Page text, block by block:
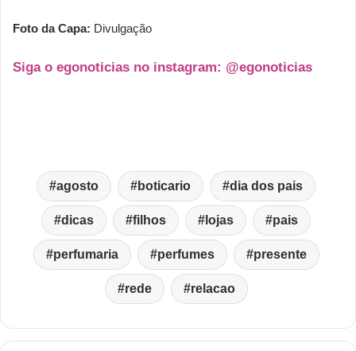
Foto da Capa: Divulgação
Siga o egonoticias no instagram: @egonoticias
agosto boticario dia dos pais
dicas filhos lojas pais
perfumaria perfumes presente
rede relacao